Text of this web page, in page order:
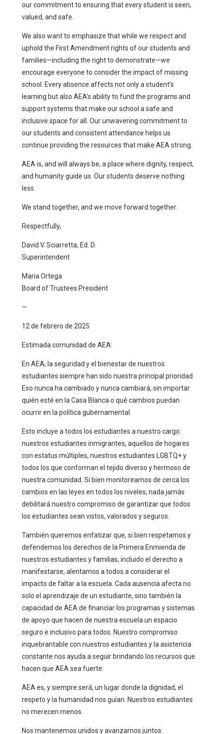
our commitment to ensuring that every student is seen,
valued, and safe.
We also want to emphasize that while we respect and
uphold the First Amendment rights of our students and
families—including the right to demonstrate—we
encourage everyone to consider the impact of missing
school. Every absence affects not only a student’s
learning but also AEA’s ability to fund the programs and
support systems that make our school a safe and
inclusive space for all. Our unwavering commitment to
our students and consistent attendance helps us
continue providing the resources that make AEA strong.
AEA is, and will always be, a place where dignity, respect,
and humanity guide us. Our students deserve nothing
less.
We stand together, and we move forward together.
Respectfully,
David V. Sciarretta, Ed. D.
Superintendent
Maria Ortega
Board of Trustees President
—
12 de febrero de 2025
Estimada comunidad de AEA:
En AEA, la seguridad y el bienestar de nuestros
estudiantes siempre han sido nuestra principal prioridad.
Eso nunca ha cambiado y nunca cambiará, sin importar
quién esté en la Casa Blanca o qué cambios puedan
ocurrir en la política gubernamental.
Esto incluye a todos los estudiantes a nuestro cargo:
nuestros estudiantes inmigrantes, aquellos de hogares
con estatus múltiples, nuestros estudiantes LGBTQ+ y
todos los que conforman el tejido diverso y hermoso de
nuestra comunidad. Si bien monitoreamos de cerca los
cambios en las leyes en todos los niveles, nada jamás
debilitará nuestro compromiso de garantizar que todos
los estudiantes sean vistos, valorados y seguros.
También queremos enfatizar que, si bien respetamos y
defendemos los derechos de la Primera Enmienda de
nuestros estudiantes y familias, incluido el derecho a
manifestarse, alentamos a todos a considerar el
impacto de faltar a la escuela. Cada ausencia afecta no
solo el aprendizaje de un estudiante, sino también la
capacidad de AEA de financiar los programas y sistemas
de apoyo que hacen de nuestra escuela un espacio
seguro e inclusivo para todos. Nuestro compromiso
inquebrantable con nuestros estudiantes y la asistencia
constante nos ayuda a seguir brindando los recursos que
hacen que AEA sea fuerte.
AEA es, y siempre será, un lugar donde la dignidad, el
respeto y la humanidad nos guían. Nuestros estudiantes
no merecen menos.
Nos mantenemos unidos y avanzamos juntos.